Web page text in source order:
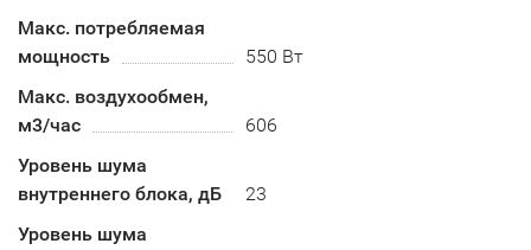
Макс. потребляемая
мощность
550 Вт
Макс. воздухообмен,
м3/час
606
Уровень шума
внутреннего блока, дБ
23
Уровень шума